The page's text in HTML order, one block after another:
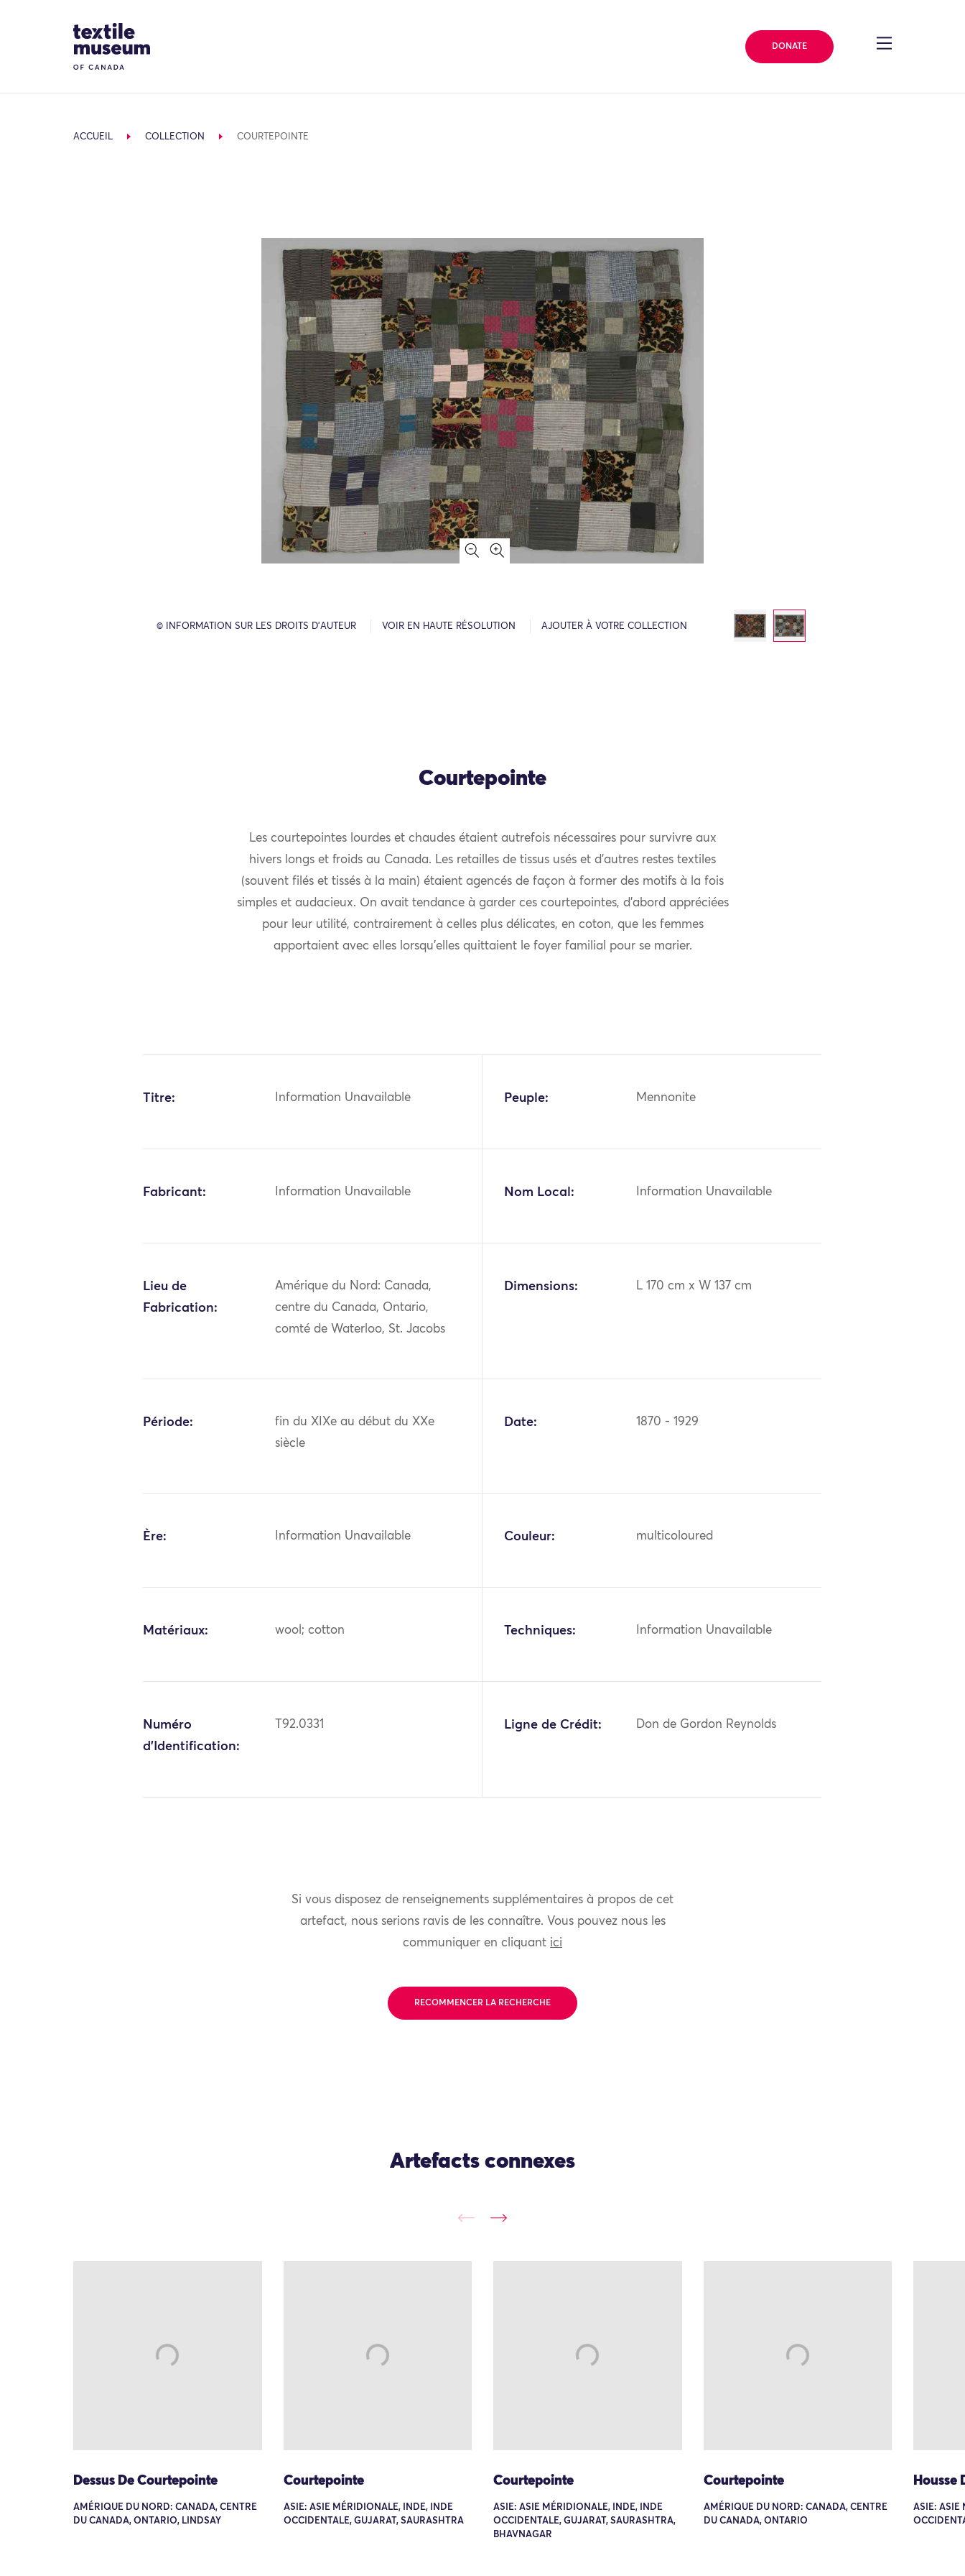
Site Logo
DONATE
ACCUEIL COLLECTION COURTEPOINTE
© INFORMATION SUR LES DROITS D’AUTEUR VOIR EN HAUTE RÉSOLUTION AJOUTER À VOTRE COLLECTION
Courtepointe
Les courtepointes lourdes et chaudes étaient autrefois nécessaires pour survivre aux
hivers longs et froids au Canada. Les retailles de tissus usés et d’autres restes textiles
(souvent filés et tissés à la main) étaient agencés de façon à former des motifs à la fois
simples et audacieux. On avait tendance à garder ces courtepointes, d’abord appréciées
pour leur utilité, contrairement à celles plus délicates, en coton, que les femmes
apportaient avec elles lorsqu’elles quittaient le foyer familial pour se marier.
Titre: Information Unavailable Peuple: Mennonite
Fabricant: Information Unavailable Nom Local: Information Unavailable
Lieu de
Fabrication:
Amérique du Nord: Canada,
centre du Canada, Ontario,
comté de Waterloo, St. Jacobs
Dimensions: L 170 cm x W 137 cm
Période:
fin du XIXe au début du XXe
siècle
Date: 1870 - 1929
Ère: Information Unavailable Couleur: multicoloured
Matériaux: wool; cotton Techniques: Information Unavailable
Numéro
d'Identification:
T92.0331 Ligne de Crédit: Don de Gordon Reynolds
Si vous disposez de renseignements supplémentaires à propos de cet
artefact, nous serions ravis de les connaître. Vous pouvez nous les
communiquer en cliquant ici
RECOMMENCER LA RECHERCHE
Artefacts connexes
Dessus De Courtepointe
AMÉRIQUE DU NORD: CANADA, CENTRE
DU CANADA, ONTARIO, LINDSAY
Courtepointe
ASIE: ASIE MÉRIDIONALE, INDE, INDE
OCCIDENTALE, GUJARAT, SAURASHTRA
Courtepointe
ASIE: ASIE MÉRIDIONALE, INDE, INDE
OCCIDENTALE, GUJARAT, SAURASHTRA,
BHAVNAGAR
Courtepointe
AMÉRIQUE DU NORD: CANADA, CENTRE
DU CANADA, ONTARIO
Housse
ASIE: ASIE